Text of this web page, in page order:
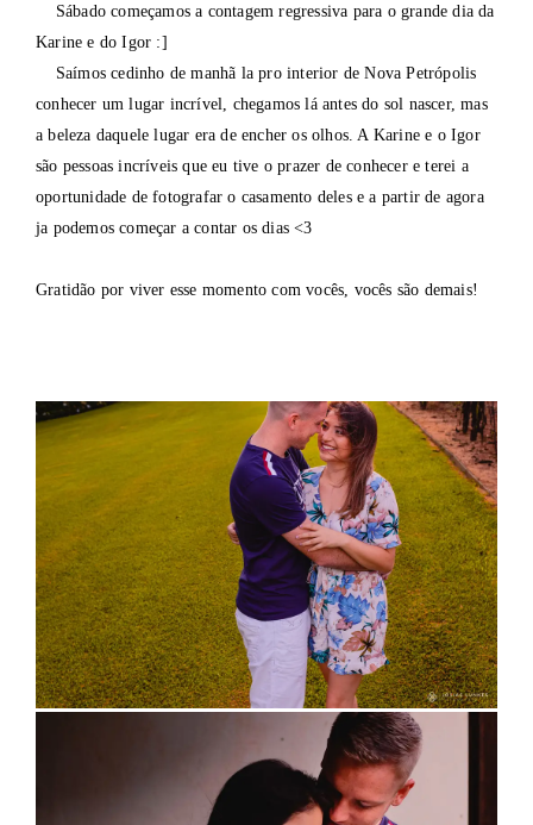
Sábado começamos a contagem regressiva para o grande dia da
Karine e do Igor :]
Saímos cedinho de manhã la pro interior de Nova Petrópolis
conhecer um lugar incrível, chegamos lá antes do sol nascer, mas
a beleza daquele lugar era de encher os olhos. A Karine e o Igor
são pessoas incríveis que eu tive o prazer de conhecer e terei a
oportunidade de fotografar o casamento deles e a partir de agora
ja podemos começar a contar os dias <3
Gratidão por viver esse momento com vocês, vocês são demais!